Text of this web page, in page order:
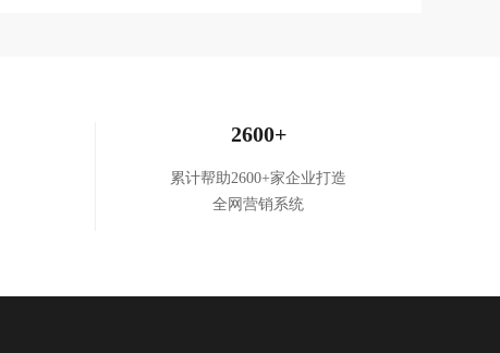
2600+
累计帮助2600+家企业打造
全网营销系统